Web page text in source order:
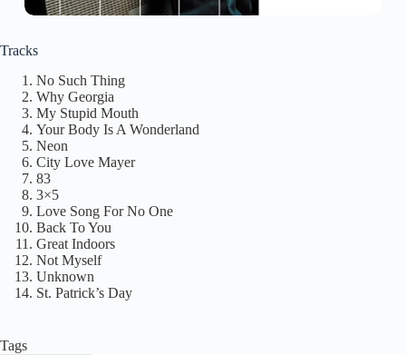
Tracks
No Such Thing
Why Georgia
My Stupid Mouth
Your Body Is A Wonderland
Neon
City Love Mayer
83
3×5
Love Song For No One
Back To You
Great Indoors
Not Myself
Unknown
St. Patrick’s Day
Tags